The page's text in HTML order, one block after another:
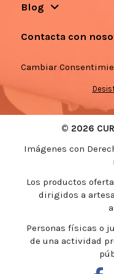
Blog
Contacta con
Cambiar
© 2026
Imágenes con
Los productos
dirigidos a
Personas físicas o
de una actividad